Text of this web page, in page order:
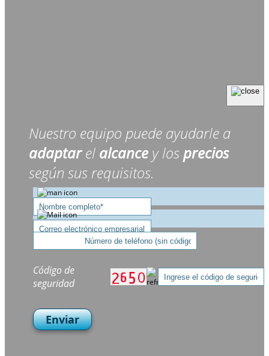
Nuestro equipo puede ayudarle a
adaptarel alcance y losprecios
según sus requisitos.
Código de
seguridad
Enviar